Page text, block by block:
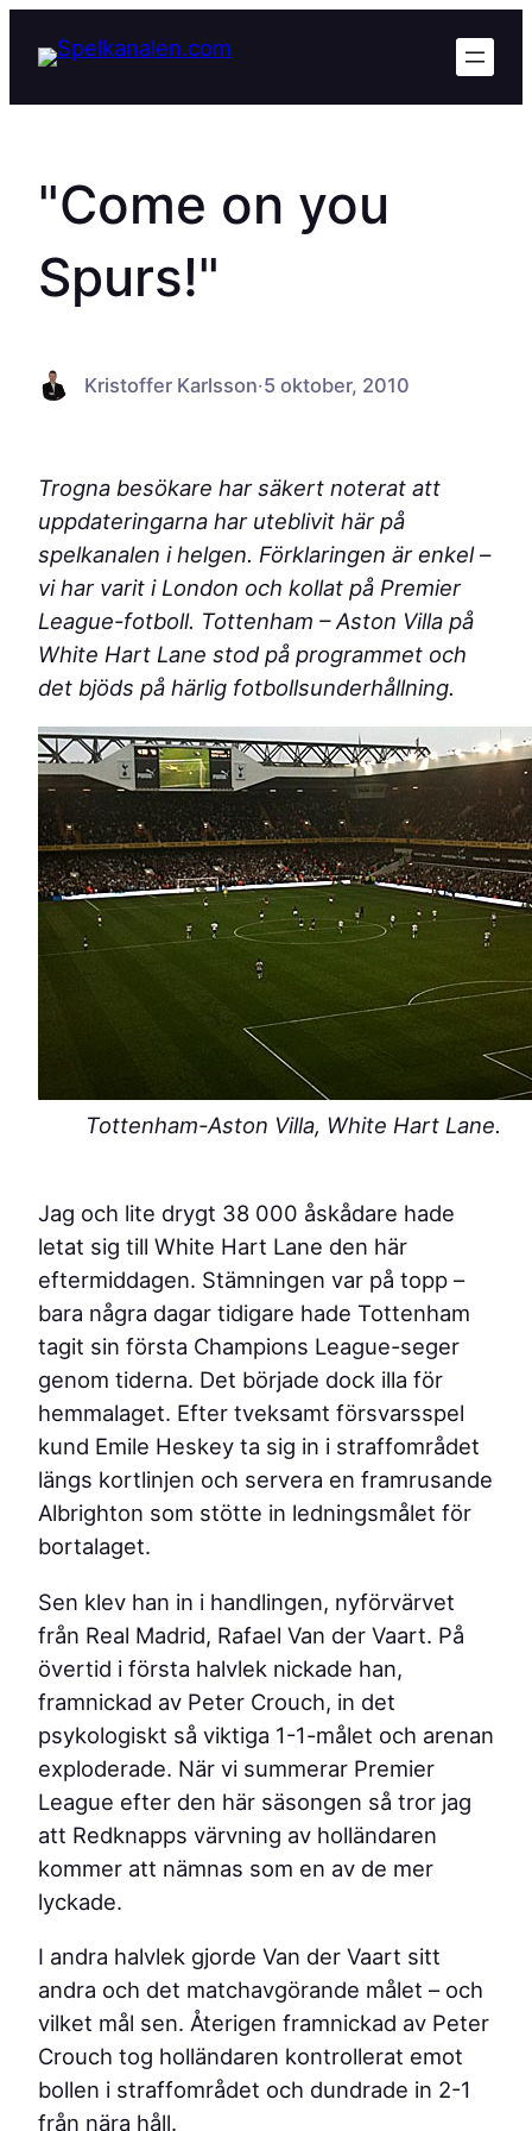
"Come on you
Spurs!"
Kristoffer Karlsson·5 oktober, 2010
Trogna besökare har säkert noterat att
uppdateringarna har uteblivit här på
spelkanalen i helgen. Förklaringen är enkel –
vi har varit i London och kollat på Premier
League-fotboll. Tottenham – Aston Villa på
White Hart Lane stod på programmet och
det bjöds på härlig fotbollsunderhållning.
Tottenham-Aston Villa, White Hart Lane.
Jag och lite drygt 38 000 åskådare hade
letat sig till White Hart Lane den här
eftermiddagen. Stämningen var på topp –
bara några dagar tidigare hade Tottenham
tagit sin första Champions League-seger
genom tiderna. Det började dock illa för
hemmalaget. Efter tveksamt försvarsspel
kund Emile Heskey ta sig in i straffområdet
längs kortlinjen och servera en framrusande
Albrighton som stötte in ledningsmålet för
bortalaget.
Sen klev han in i handlingen, nyförvärvet
från Real Madrid, Rafael Van der Vaart. På
övertid i första halvlek nickade han,
framnickad av Peter Crouch, in det
psykologiskt så viktiga 1-1-målet och arenan
exploderade. När vi summerar Premier
League efter den här säsongen så tror jag
att Redknapps värvning av holländaren
kommer att nämnas som en av de mer
lyckade.
I andra halvlek gjorde Van der Vaart sitt
andra och det matchavgörande målet – och
vilket mål sen. Återigen framnickad av Peter
Crouch tog holländaren kontrollerat emot
bollen i straffområdet och dundrade in 2-1
från nära håll.